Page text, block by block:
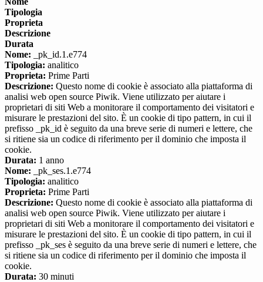
Tipologia
Proprieta
Descrizione
Durata
Nome: _pk_id.1.e774
Tipologia: analitico
Proprieta: Prime Parti
Descrizione: Questo nome di cookie è associato alla piattaforma di
analisi web open source Piwik. Viene utilizzato per aiutare i
proprietari di siti Web a monitorare il comportamento dei visitatori e
misurare le prestazioni del sito. È un cookie di tipo pattern, in cui il
prefisso _pk_id è seguito da una breve serie di numeri e lettere, che
si ritiene sia un codice di riferimento per il dominio che imposta il
cookie.
Durata: 1 anno
Nome: _pk_ses.1.e774
Tipologia: analitico
Proprieta: Prime Parti
Descrizione: Questo nome di cookie è associato alla piattaforma di
analisi web open source Piwik. Viene utilizzato per aiutare i
proprietari di siti Web a monitorare il comportamento dei visitatori e
misurare le prestazioni del sito. È un cookie di tipo pattern, in cui il
prefisso _pk_ses è seguito da una breve serie di numeri e lettere, che
si ritiene sia un codice di riferimento per il dominio che imposta il
cookie.
Durata: 30 minuti